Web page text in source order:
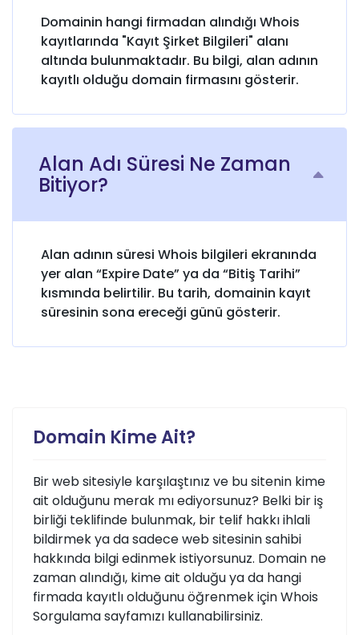
Domainin hangi firmadan alındığı Whois
kayıtlarında "Kayıt Şirket Bilgileri" alanı
altında bulunmaktadır. Bu bilgi, alan adının
kayıtlı olduğu domain firmasını gösterir.
Alan Adı Süresi Ne Zaman
Bitiyor?
Alan adının süresi Whois bilgileri ekranında
yer alan “Expire Date” ya da “Bitiş Tarihi”
kısmında belirtilir. Bu tarih, domainin kayıt
süresinin sona ereceği günü gösterir.
Domain Kime Ait?
Bir web sitesiyle karşılaştınız ve bu sitenin kime
ait olduğunu merak mı ediyorsunuz? Belki bir iş
birliği teklifinde bulunmak, bir telif hakkı ihlali
bildirmek ya da sadece web sitesinin sahibi
hakkında bilgi edinmek istiyorsunuz. Domain ne
zaman alındığı, kime ait olduğu ya da hangi
firmada kayıtlı olduğunu öğrenmek için Whois
Sorgulama sayfamızı kullanabilirsiniz.